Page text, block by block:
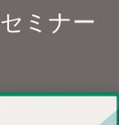
ミナー